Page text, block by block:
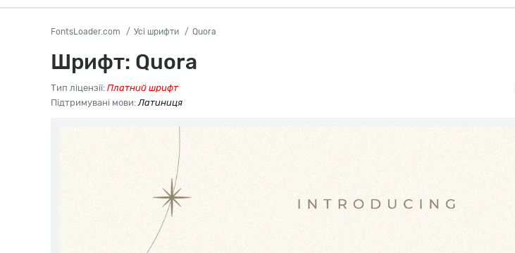
FontsLoader.com Усі шрифти Quora
Шрифт: Quora
Тип ліцензії: Платний шрифт
Підтримувані мови:Латиниця